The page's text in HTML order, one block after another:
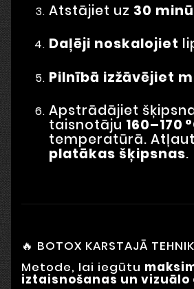
Atstājiet uz 30
Daļēji noskalojiet
Pilnībā izžāvējiet
Apstrādājiet
taisnotāju 160–170
temperatūrā.
platākas šķipsnas.
🔥 BOTOX KARSTAJĀ
Metode, lai iegūtu
iztaisnošanas un vizuālo